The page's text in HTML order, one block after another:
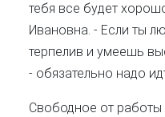
тебя все будет
Ивановна. - Если ты
терпелив и умеешь
- обязательно надо
Свободное от